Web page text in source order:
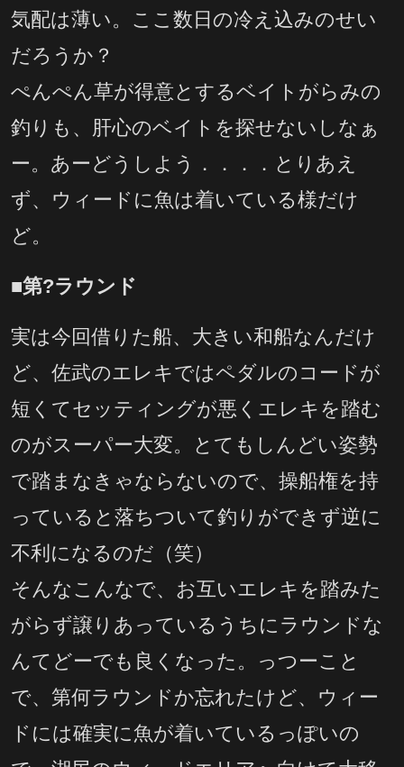
気配は薄い。ここ数日の冷え込みのせい
だろうか？
ぺんぺん草が得意とするベイトがらみの
釣りも、肝心のベイトを探せないしなぁ
ー。あーどうしよう．．．．とりあえ
ず、ウィードに魚は着いている様だけ
ど。
■第?ラウンド
実は今回借りた船、大きい和船なんだけ
ど、佐武のエレキではペダルのコードが
短くてセッティングが悪くエレキを踏む
のがスーパー大変。とてもしんどい姿勢
で踏まなきゃならないので、操船権を持
っていると落ちついて釣りができず逆に
不利になるのだ（笑）
そんなこんなで、お互いエレキを踏みた
がらず譲りあっているうちにラウンドな
んてどーでも良くなった。っつーこと
で、第何ラウンドか忘れたけど、ウィー
ドには確実に魚が着いているっぽいの